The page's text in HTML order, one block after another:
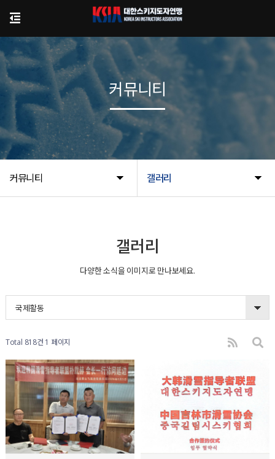
커뮤니티 갤러리
커뮤니티
갤러리
다양한 소식을 이미지로 만나보세요.
국제활동
Total 818건 1 페이지